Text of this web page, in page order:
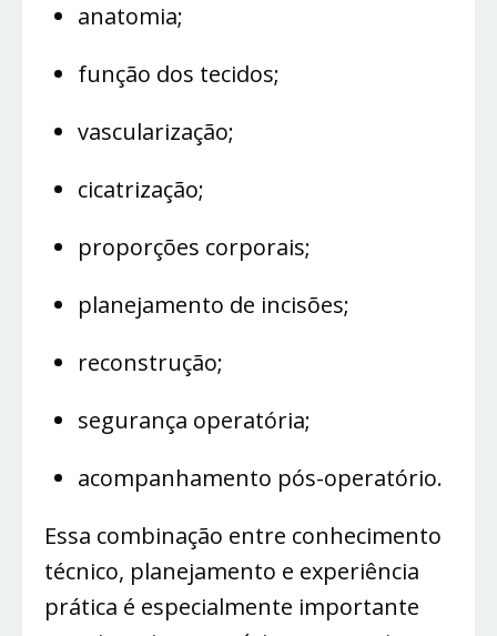
anatomia;
função dos tecidos;
vascularização;
cicatrização;
proporções corporais;
planejamento de incisões;
reconstrução;
segurança operatória;
acompanhamento pós-operatório.
Essa combinação entre conhecimento
técnico, planejamento e experiência
prática é especialmente importante